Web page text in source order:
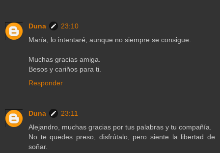
Duna
23:10
María, lo intentaré, aunque no siempre se consigue.
Muchas gracias amiga.
Besos y cariños para ti.
Responder
Duna
23:11
Alejandro, muchas gracias por tus palabras y tu compañía.
No te quedes preso, disfrútalo, pero siente la libertad de
soñar.